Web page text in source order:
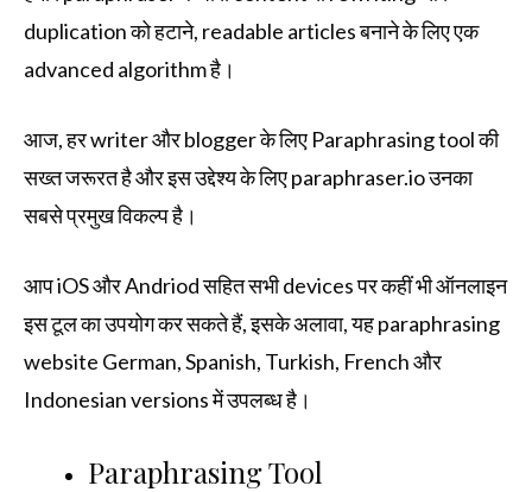
duplication को हटाने, readable articles बनाने के लिए एक
advanced algorithm है।
आज, हर writer और blogger के लिए Paraphrasing tool की
सख्त जरूरत है और इस उद्देश्य के लिए paraphraser.io उनका
सबसे प्रमुख विकल्प है।
आप iOS और Andriod सहित सभी devices पर कहीं भी ऑनलाइन
इस टूल का उपयोग कर सकते हैं, इसके अलावा, यह paraphrasing
website German, Spanish, Turkish, French और
Indonesian versions में उपलब्ध है।
Paraphrasing Tool